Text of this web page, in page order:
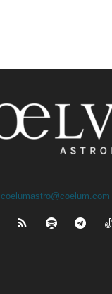
coelumastro@coelum.com